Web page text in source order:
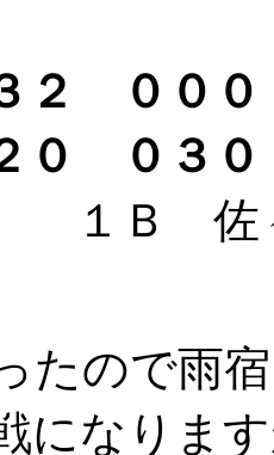
２ ０
０ ０
１Ｂ
たので雨
になりま